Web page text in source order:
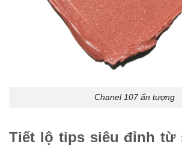
Chanel 107 ấn tượng
Tiết lộ tips siêu đỉnh từ